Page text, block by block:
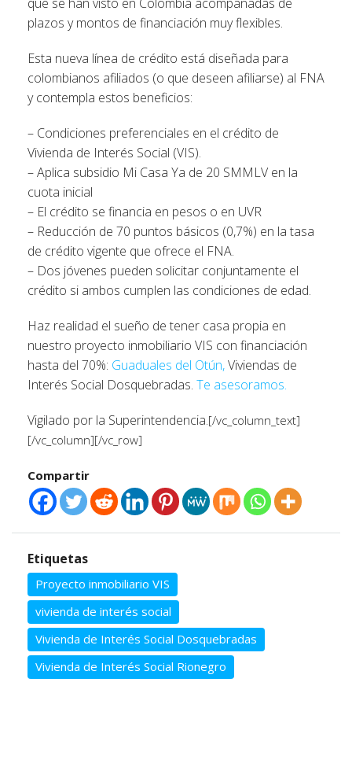
plazos y montos de financiación muy flexibles.
Esta nueva línea de crédito está diseñada para
colombianos afiliados (o que deseen afiliarse) al FNA
y contempla estos beneficios:
– Condiciones preferenciales en el crédito de
Vivienda de Interés Social (VIS).
– Aplica subsidio Mi Casa Ya de 20 SMMLV en la
cuota inicial
– El crédito se financia en pesos o en UVR
– Reducción de 70 puntos básicos (0,7%) en la tasa
de crédito vigente que ofrece el FNA.
– Dos jóvenes pueden solicitar conjuntamente el
crédito si ambos cumplen las condiciones de edad.
Haz realidad el sueño de tener casa propia en
nuestro proyecto inmobiliario VIS con financiación
hasta del 70%: Guaduales del Otún,Viviendas de
Interés Social Dosquebradas. Te asesoramos.
Vigilado por la Superintendencia.[/vc_column_text]
[/vc_column][/vc_row]
Compartir
Etiquetas
Proyecto inmobiliario VIS
vivienda de interés social
Vivienda de Interés Social Dosquebradas
Vivienda de Interés Social Rionegro